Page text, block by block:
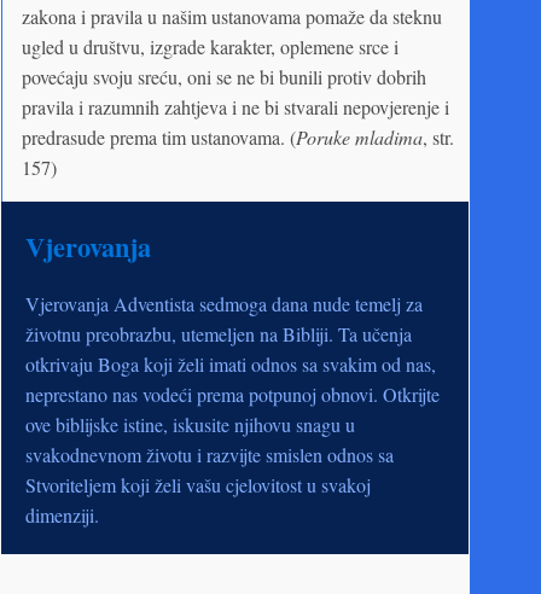
zakona i pravila u našim ustanovama pomaže da steknu
ugled u društvu, izgrade karakter, oplemene srce i
povećaju svoju sreću, oni se ne bi bunili protiv dobrih
pravila i razumnih zahtjeva i ne bi stvarali nepovjerenje i
predrasude prema tim ustanovama. (Poruke mladima, str.
157)
Vjerovanja
Vjerovanja Adventista sedmoga dana nude temelj za
životnu preobrazbu, utemeljen na Bibliji. Ta učenja
otkrivaju Boga koji želi imati odnos sa svakim od nas,
neprestano nas vodeći prema potpunoj obnovi. Otkrijte
ove biblijske istine, iskusite njihovu snagu u
svakodnevnom životu i razvijte smislen odnos sa
Stvoriteljem koji želi vašu cjelovitost u svakoj
dimenziji.